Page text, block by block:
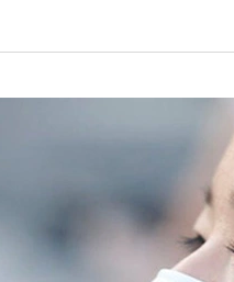
bạc miếng sáng ngày 7/8 tại Ancarat,
6 chị em góp tiền xây cho bố mẹ:
61 USD/ounce, chuyên gia dự báo
triển vắc-xin mới điều trị 3 bệnh
lên cao nhất gần 2 tháng, quỹ vàng
m2 của nghệ sĩ Quang Minh và bà